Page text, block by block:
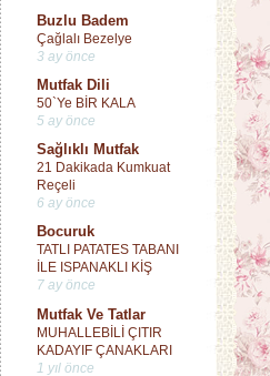
Buzlu Badem
Çağlalı Bezelye
3 ay önce
Mutfak Dili
50`Ye BİR KALA
5 ay önce
Sağlıklı Mutfak
21 Dakikada Kumkuat
Reçeli
6 ay önce
Bocuruk
TATLI PATATES TABANI
İLE ISPANAKLI KİŞ
7 ay önce
Mutfak Ve Tatlar
MUHALLEBİLİ ÇITIR
KADAYIF ÇANAKLARI
1 yıl önce